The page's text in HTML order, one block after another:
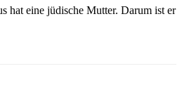
hat eine jüdische Mutter. Darum ist er